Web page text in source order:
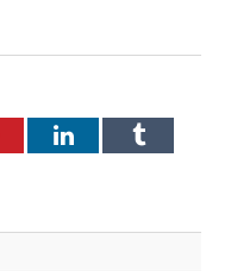
LinkedInTumblr